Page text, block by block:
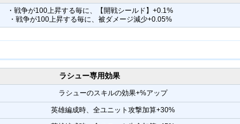
・戦争が100上昇する毎に、【開戦シールド】+0.1%
・戦争が100上昇する毎に、被ダメージ減少+0.05%
ラシュー専用効果
ラシューのスキルの効果+%アップ
英雄編成時、全ユニット攻撃加算+30%